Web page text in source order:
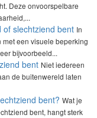
Deze onvoorspelbare
of slechtziend bent In
een visuele beperking
bijvoorbeeld...
bent Niet iedereen
de buitenwereld laten
bent? Wat je
bent, hangt sterk